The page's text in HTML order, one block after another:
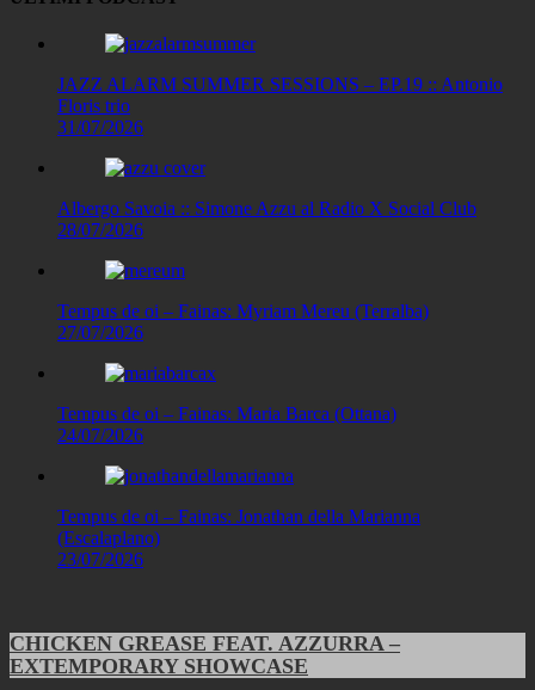
JAZZ ALARM SUMMER SESSIONS – EP.19 :: Antonio
Floris trio
31/07/2026
Albergo Savoia :: Simone Azzu al Radio X Social Club
28/07/2026
Tempus de oi – Fainas: Myriam Mereu (Terralba)
27/07/2026
Tempus de oi – Fainas: Maria Barca (Ottana)
24/07/2026
Tempus de oi – Fainas: Jonathan della Marianna
(Escalaplano)
23/07/2026
CHICKEN GREASE FEAT. AZZURRA –
EXTEMPORARY SHOWCASE